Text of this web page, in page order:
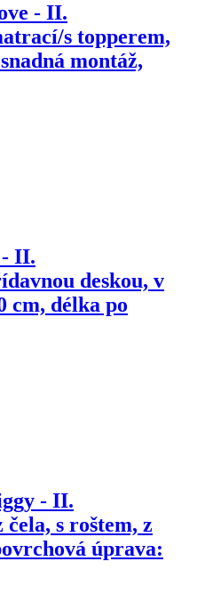
- II.
s topperem,
montáž,
II.
deskou, v
cm, délka po
- II.
čela, s roštem, z
úprava: